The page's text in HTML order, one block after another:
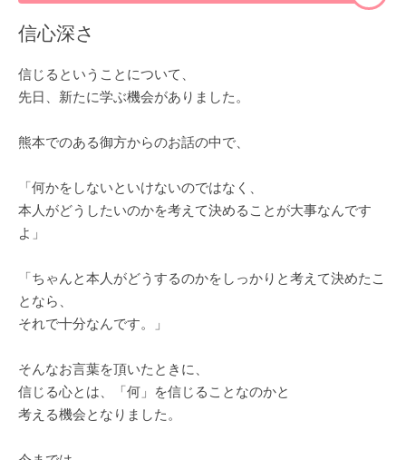
信心深さ
信じるということについて、
先日、新たに学ぶ機会がありました。
熊本でのある御方からのお話の中で、
「何かをしないといけないのではなく、
本人がどうしたいのかを考えて決めることが大事なんです
よ」
「ちゃんと本人がどうするのかをしっかりと考えて決めたこ
となら、
それで十分なんです。」
そんなお言葉を頂いたときに、
信じる心とは、「何」を信じることなのかと
考える機会となりました。